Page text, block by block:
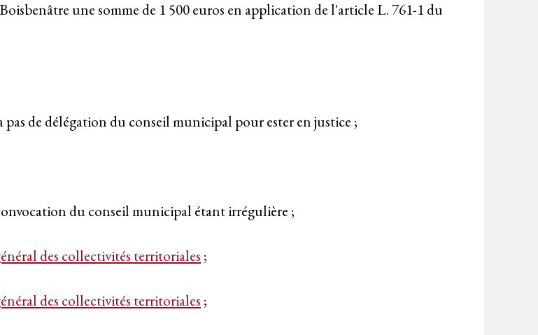
une somme de 1 500 euros en application de l'article L. 761-1 du
de délégation du conseil municipal pour ester en justice ;
du conseil municipal étant irrégulière ;
des collectivités territoriales ;
des collectivités territoriales ;